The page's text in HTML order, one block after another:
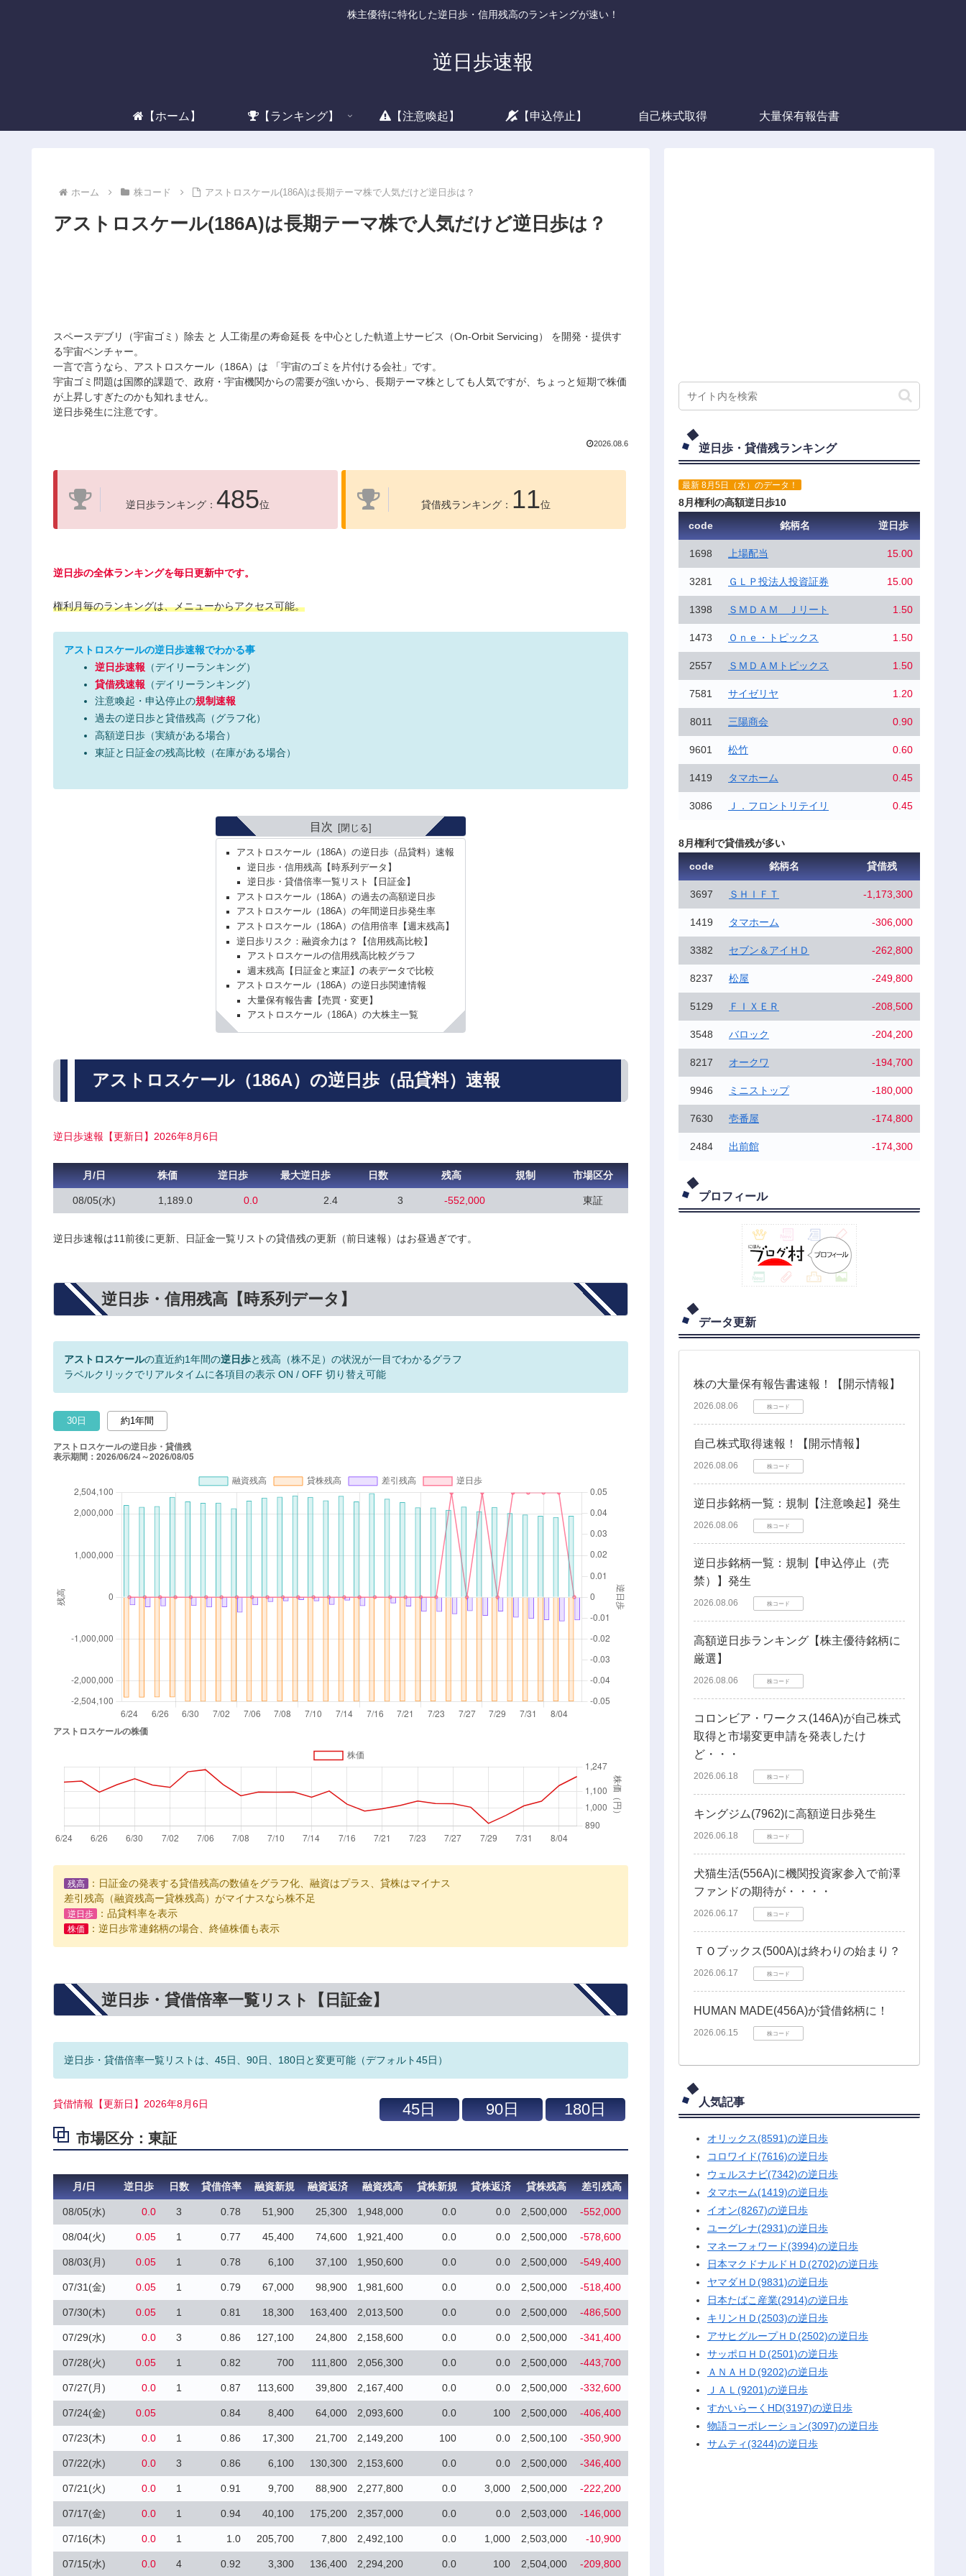
株主優待に特化した逆日歩・信用残高のランキングが速い！
逆日歩速報
【ホーム】 【ランキング】 【注意喚起】 【申込停止】 自己株式取得 大量保有報告書
ホーム 株コード アストロスケール(186A)は長期テーマ株で人気だけど逆日歩は？
アストロスケール(186A)は長期テーマ株で人気だけど逆日歩は？
スペースデブリ（宇宙ゴミ）除去 と 人工衛星の寿命延長 を中心とした軌道上サービス（On-Orbit Servicing） を開発・提供す
る宇宙ベンチャー。
一言で言うなら、アストロスケール（186A）は 「宇宙のゴミを片付ける会社」です。
宇宙ゴミ問題は国際的課題で、政府・宇宙機関からの需要が強いから、長期テーマ株としても人気ですが、ちょっと短期で株価
が上昇しすぎたのかも知れません。
逆日歩発生に注意です。
2026.08.6
逆日歩ランキング： 485位 貸借残ランキング： 11位
逆日歩の全体ランキングを毎日更新中です。
権利月毎のランキングは、メニューからアクセス可能。
アストロスケールの逆日歩速報でわかる事
逆日歩速報 （デイリーランキング）
貸借残速報 （デイリーランキング）
注意喚起・申込停止の規制速報
過去の逆日歩と貸借残高（グラフ化）
高額逆日歩（実績がある場合）
東証と日証金の残高比較（在庫がある場合）
目次
アストロスケール（186A）の逆日歩（品貸料）速報
逆日歩・信用残高【時系列データ】
逆日歩・貸借倍率一覧リスト【日証金】
アストロスケール（186A）の過去の高額逆日歩
アストロスケール（186A）の年間逆日歩発生率
アストロスケール（186A）の信用倍率【週末残高】
逆日歩リスク：融資余力は？【信用残高比較】
アストロスケールの信用残高比較グラフ
週末残高【日証金と東証】の表データで比較
アストロスケール（186A）の逆日歩関連情報
大量保有報告書【売買・変更】
アストロスケール（186A）の大株主一覧
アストロスケール（186A）の逆日歩（品貸料）速報
逆日歩速報【更新日】2026年8月6日
月/日 株価 逆日歩 最大逆日歩 日数 残高 規制 市場区分
08/05(水) 1,189.0 0.0 2.4 3 -552,000 東証
逆日歩速報は11前後に更新、日証金一覧リストの貸借残の更新（前日速報）はお昼過ぎです。
逆日歩・信用残高【時系列データ】
アストロスケールの直近約1年間の逆日歩と残高（株不足）の状況が一目でわかるグラフ
ラベルクリックでリアルタイムに各項目の表示 ON / OFF 切り替え可能
30日 約1年間
残高
：日証金の発表する貸借残高の数値をグラフ化、融資はプラス、貸株はマイナス
差引残高（融資残高ー貸株残高）がマイナスなら株不足
逆日歩 ：品貸料率を表示
株価 ：逆日歩常連銘柄の場合、終値株価も表示
逆日歩・貸借倍率一覧リスト【日証金】
逆日歩・貸借倍率一覧リストは、45日、90日、180日と変更可能（デフォルト45日）
貸借情報【更新日】2026年8月6日
市場区分：東証
月/日 逆日歩 日数 貸借倍率 融資新規 融資返済 融資残高 貸株新規 貸株返済 貸株残高 差引残高
08/05(水) 0.0 3 0.78 51,900 25,300 1,948,000 0.0 0.0 2,500,000 -552,000
08/04(火) 0.05 1 0.77 45,400 74,600 1,921,400 0.0 0.0 2,500,000 -578,600
08/03(月) 0.05 1 0.78 6,100 37,100 1,950,600 0.0 0.0 2,500,000 -549,400
07/31(金) 0.05 1 0.79 67,000 98,900 1,981,600 0.0 0.0 2,500,000 -518,400
07/30(木) 0.05 1 0.81 18,300 163,400 2,013,500 0.0 0.0 2,500,000 -486,500
07/29(水) 0.0 3 0.86 127,100 24,800 2,158,600 0.0 0.0 2,500,000 -341,400
07/28(火) 0.05 1 0.82 700 111,800 2,056,300 0.0 0.0 2,500,000 -443,700
07/27(月) 0.0 1 0.87 113,600 39,800 2,167,400 0.0 0.0 2,500,000 -332,600
07/24(金) 0.05 0.84 8,400 64,000 2,093,600 0.0 100 2,500,000 -406,400
07/23(木) 0.0 1 0.86 17,300 21,700 2,149,200 100 0.0 2,500,100 -350,900
07/22(水) 0.0 3 0.86 6,100 130,300 2,153,600 0.0 0.0 2,500,000 -346,400
07/21(火) 0.0 1 0.91 9,700 88,900 2,277,800 0.0 3,000 2,500,000 -222,200
07/17(金) 0.0 1 0.94 40,100 175,200 2,357,000 0.0 0.0 2,503,000 -146,000
07/16(木) 0.0 1 1.0 205,700 7,800 2,492,100 0.0 1,000 2,503,000 -10,900
07/15(水) 0.0 4 0.92 3,300 136,400 2,294,200 0.0 100 2,504,000 -209,800
逆日歩・貸借残ランキング
最新 8月5日（水）のデータ！
8月権利の高額逆日歩10
code
銘柄名 逆日歩
1698 上場配当 15.00
3281 ＧＬＰ投法人投資証券 15.00
1398 ＳＭＤＡＭ Ｊリート 1.50
1473 Ｏｎｅ・トピックス 1.50
2557 ＳＭＤＡＭトピックス 1.50
7581 サイゼリヤ 1.20
8011 三陽商会 0.90
9601 松竹 0.60
1419 タマホーム 0.45
3086 Ｊ．フロントリテイリ 0.45
8月権利で貸借残が多い
code
銘柄名 貸借残
3697 ＳＨＩＦＴ -1,173,300
1419 タマホーム -306,000
3382 セブン＆アイＨＤ -262,800
8237 松屋 -249,800
5129 ＦＩＸＥＲ -208,500
3548 バロック -204,200
8217 オークワ -194,700
9946 ミニストップ -180,000
7630 壱番屋 -174,800
2484 出前館 -174,300
プロフィール
データ更新
株の大量保有報告書速報！【開示情報】
2026.08.06 株コード
自己株式取得速報！【開示情報】
2026.08.06 株コード
逆日歩銘柄一覧：規制【注意喚起】発生
2026.08.06 株コード
逆日歩銘柄一覧：規制【申込停止（売
禁）】発生
2026.08.06 株コード
高額逆日歩ランキング【株主優待銘柄に
厳選】
2026.08.06 株コード
コロンビア・ワークス(146A)が自己株式
取得と市場変更申請を発表したけ
ど・・・
2026.06.18 株コード
キングジム(7962)に高額逆日歩発生
2026.06.18 株コード
犬猫生活(556A)に機関投資家参入で前澤
ファンドの期待が・・・・
2026.06.17 株コード
ＴＯブックス(500A)は終わりの始まり？
2026.06.17 株コード
HUMAN MADE(456A)が貸借銘柄に！
2026.06.15 株コード
人気記事
オリックス(8591)の逆日歩
コロワイド(7616)の逆日歩
ウェルスナビ(7342)の逆日歩
タマホーム(1419)の逆日歩
イオン(8267)の逆日歩
ユーグレナ(2931)の逆日歩
マネーフォワード(3994)の逆日歩
日本マクドナルドＨＤ(2702)の逆日歩
ヤマダＨＤ(9831)の逆日歩
日本たばこ産業(2914)の逆日歩
キリンＨＤ(2503)の逆日歩
アサヒグループＨＤ(2502)の逆日歩
サッポロＨＤ(2501)の逆日歩
ＡＮＡＨＤ(9202)の逆日歩
ＪＡＬ(9201)の逆日歩
すかいらーくHD(3197)の逆日歩
物語コーポレーション(3097)の逆日歩
サムティ(3244)の逆日歩